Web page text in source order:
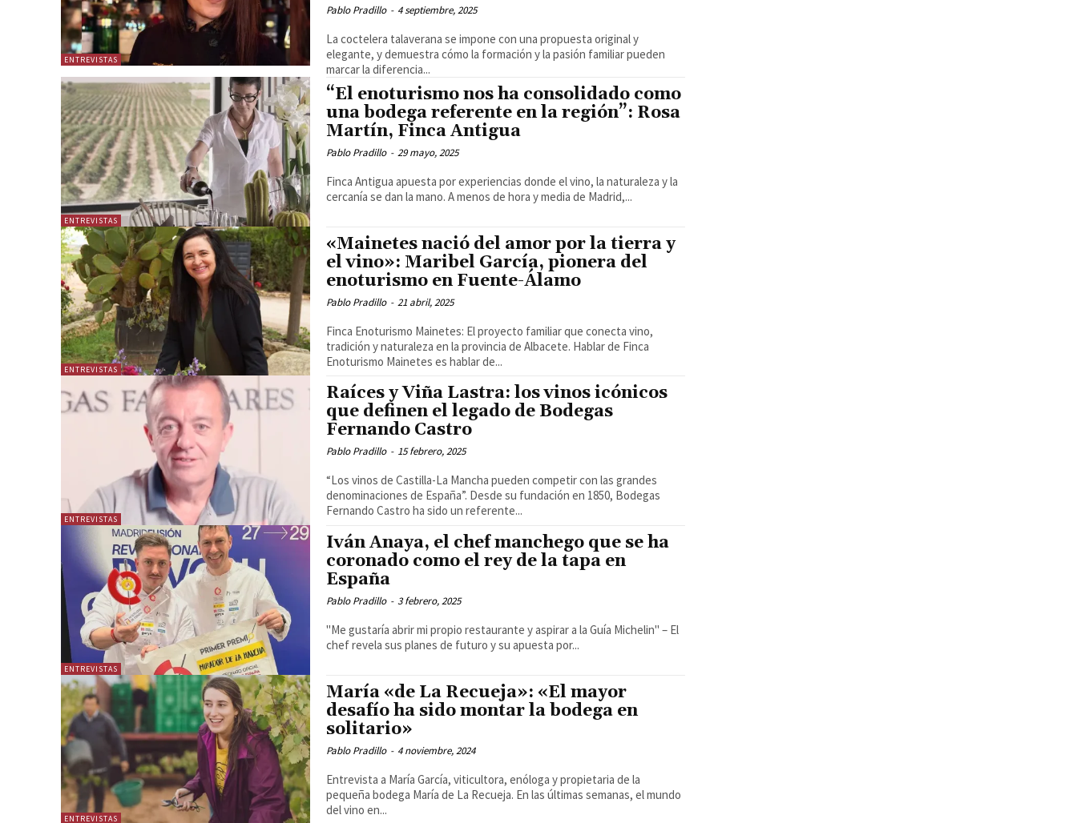
ENTREVISTAS
Pablo Pradillo - 4 septiembre, 2025
La coctelera talaverana se impone con una propuesta original y
elegante, y demuestra cómo la formación y la pasión familiar pueden
marcar la diferencia...
ENTREVISTAS
“El enoturismo nos ha consolidado como
una bodega referente en la región”: Rosa
Martín, Finca Antigua
Pablo Pradillo - 29 mayo, 2025
Finca Antigua apuesta por experiencias donde el vino, la naturaleza y la
cercanía se dan la mano. A menos de hora y media de Madrid,...
ENTREVISTAS
«Mainetes nació del amor por la tierra y
el vino»: Maribel García, pionera del
enoturismo en Fuente-Álamo
Pablo Pradillo - 21 abril, 2025
Finca Enoturismo Mainetes: El proyecto familiar que conecta vino,
tradición y naturaleza en la provincia de Albacete. Hablar de Finca
Enoturismo Mainetes es hablar de...
ENTREVISTAS
Raíces y Viña Lastra: los vinos icónicos
que definen el legado de Bodegas
Fernando Castro
Pablo Pradillo - 15 febrero, 2025
“Los vinos de Castilla-La Mancha pueden competir con las grandes
denominaciones de España”. Desde su fundación en 1850, Bodegas
Fernando Castro ha sido un referente...
ENTREVISTAS
Iván Anaya, el chef manchego que se ha
coronado como el rey de la tapa en
España
Pablo Pradillo - 3 febrero, 2025
"Me gustaría abrir mi propio restaurante y aspirar a la Guía Michelin" – El
chef revela sus planes de futuro y su apuesta por...
ENTREVISTAS
María «de La Recueja»: «El mayor
desafío ha sido montar la bodega en
solitario»
Pablo Pradillo - 4 noviembre, 2024
Entrevista a María García, viticultora, enóloga y propietaria de la
pequeña bodega María de La Recueja. En las últimas semanas, el mundo
del vino en...